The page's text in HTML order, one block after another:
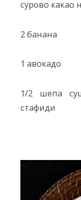
сурово какао
2 банана
1 авокадо
1/2 шепа
стафиди